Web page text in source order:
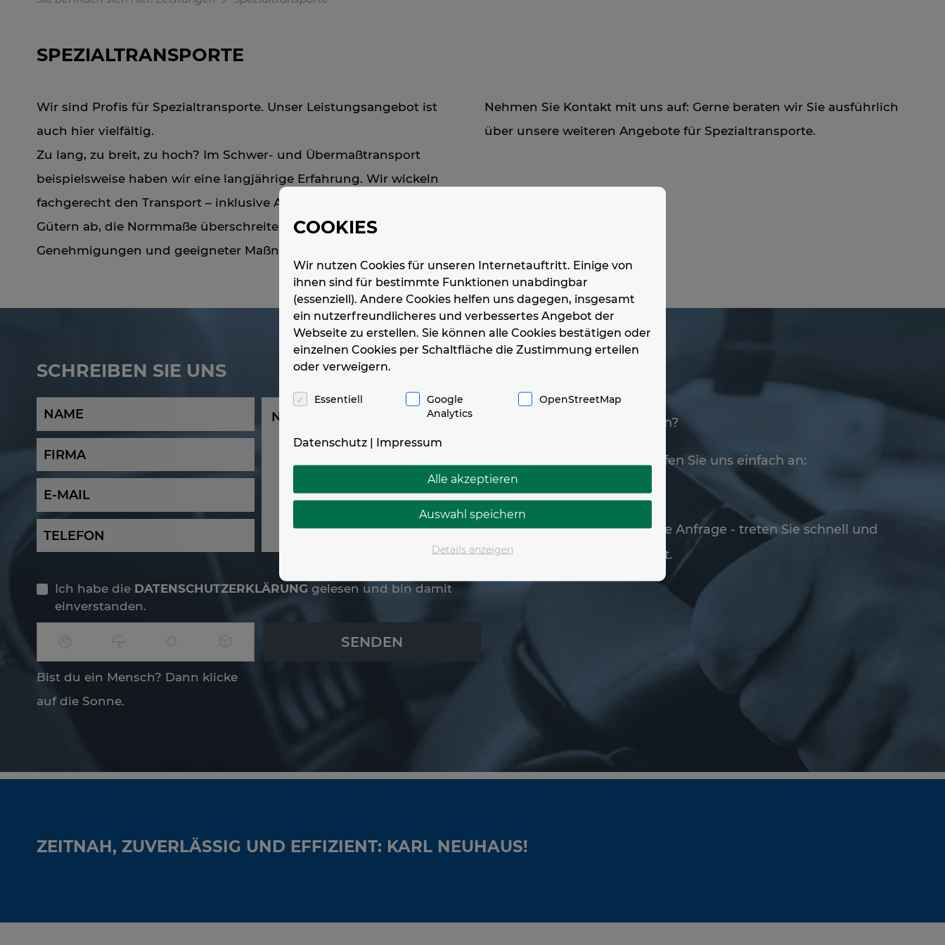
SPEZIALTRANSPORTE
Wir sind Profis für Spezialtransporte. Unser Leistungsangebot ist
auch hier vielfältig.
Zu lang, zu breit, zu hoch? Im Schwer- und Übermaßtransport
beispielsweise haben wir eine langjährige Erfahrung. Wir wickeln
fachgerecht den Transport – inklusive Auf- und Abladen – von
Gütern ab, die Normmaße überschreiten und deshalb besonderer
Genehmigungen und geeigneter Maßnahmen bedürfen.
Nehmen Sie Kontakt mit uns auf: Gerne beraten wir Sie ausführlich
über unsere weiteren Angebote für Spezialtransporte.
SCHREIBEN SIE UNS
Was können wir für Sie tun?
Wir beraten Sie gerne. Rufen Sie uns einfach an:
05731 / 2 11 77
Oder schicken Sie uns eine Anfrage - treten Sie schnell und
einfach mit uns in Kontakt.
Ich habe die DATENSCHUTZERKLÄRUNG gelesen und bin damit
einverstanden.
Bist du ein Mensch? Dann klicke
auf die Sonne.
ZEITNAH, ZUVERLÄSSIG UND EFFIZIENT: KARL NEUHAUS!
COOKIES
Wir nutzen Cookies für unseren Internetauftritt. Einige von
ihnen sind für bestimmte Funktionen unabdingbar
(essenziell). Andere Cookies helfen uns dagegen, insgesamt
ein nutzerfreundlicheres und verbessertes Angebot der
Webseite zu erstellen. Sie können alle Cookies bestätigen oder
einzelnen Cookies per Schaltfläche die Zustimmung erteilen
oder verweigern.
Essentiell
Google
Analytics
OpenStreetMap
Datenschutz | Impressum
Alle akzeptieren
Auswahl speichern
Details anzeigen